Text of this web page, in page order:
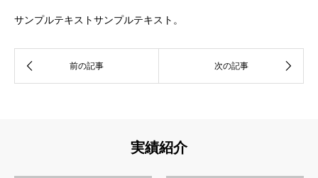
サンプルテキストサンプルテキスト。
実績紹介